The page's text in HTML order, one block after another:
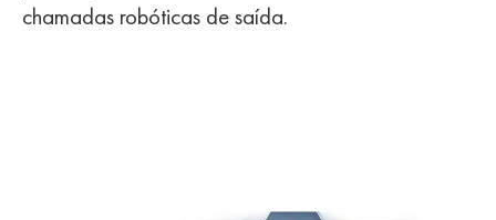
chamadas robóticas de saída.